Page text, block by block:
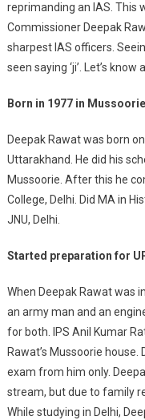
reprimanding an IAS. This
Commissioner Deepak
sharpest IAS officers.
seen saying ‘ji’. Let’s
Born in 1977 in Mussoorie
Deepak Rawat was born
Uttarakhand. He did his
Mussoorie. After this he
College, Delhi. Did MA in
JNU, Delhi.
Started preparation for
When Deepak Rawat was
an army man and an
for both. IPS Anil Kumar
Rawat’s Mussoorie
exam from him only.
stream, but due to family
While studying in Delhi,